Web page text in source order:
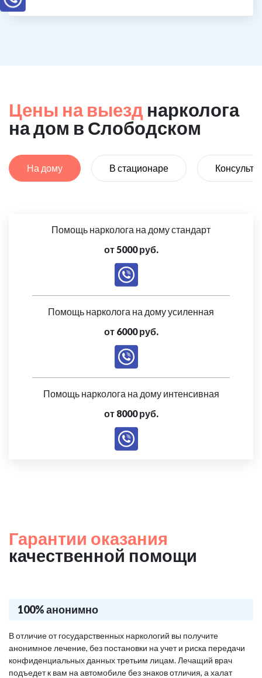
Цены на выезд нарколога
на дом в Слободском
На дому В стационаре
Помощь нарколога на дому стандарт
от 5000 руб.
Помощь нарколога на дому усиленная
от 6000 руб.
Помощь нарколога на дому интенсивная
от 8000 руб.
Гарантии оказания
качественной помощи
100% анонимно
В отличие от государственных наркологий вы получите
анонимное лечение, без постановки на учет и риска передачи
конфиденциальных данных третьим лицам. Лечащий врач
подъедет к вам на автомобиле без знаков отличия, а халат